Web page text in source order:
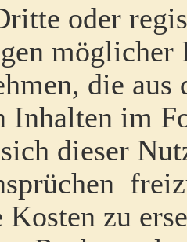
oder
möglicher
die
Inhalten im
dieser
zu